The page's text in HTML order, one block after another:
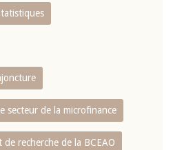
secteur de la microfinance
de recherche de la BCEAO